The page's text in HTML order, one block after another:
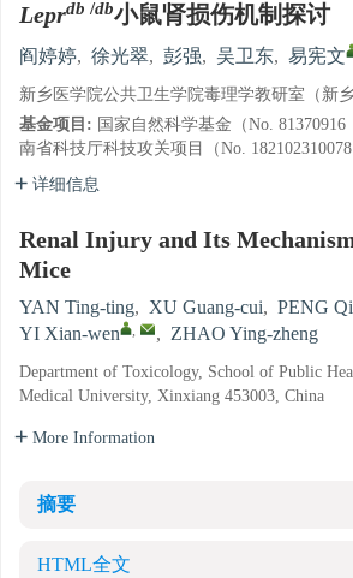
Leprdb /db小鼠肾损伤机制探讨
阎婷婷, 徐光翠, 彭强, 吴卫东, 易宪文
新乡医学院公共卫生学院毒理学教研室（新乡
基金项目: 国家自然科学基金（No. 81370916
南省科技厅科技攻关项目（No.
详细信息
Renal Injury and Its
Mice
YAN Ting-ting, XU Guang-cui, PENG
YI Xian-wen
, , ZHAO Ying-zheng
Department of Toxicology, School of Public
Medical University, Xinxiang 453003, China
More Information
摘要
HTML全文